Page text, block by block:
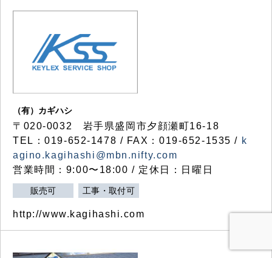
（有）カギハシ
〒020-0032 岩手県盛岡市夕顔瀬町16-18
TEL：019-652-1478 / FAX：019-652-1535 / k
agino.kagihashi@mbn.nifty.com
営業時間：9:00〜18:00 / 定休日：日曜日
販売可 工事・取付可
http://www.kagihashi.com